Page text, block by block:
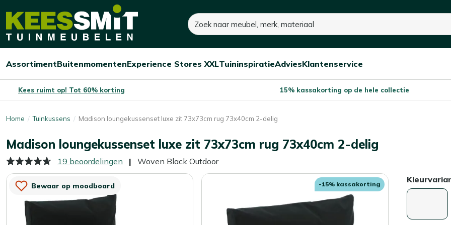
Kees
Tuinmeubelen
Zoeken
Open/sluit
Assortiment
Open/sluit
Buitenmomenten
Open/sluit
Experience Stores XXL
Open/sluit
Tuininspiratie
Open/sluit
Advies
Open/sluit
Klantenservice
Kees ruimt op! Tot 60% korting 15% kassakorting op de hele collectie
Home Tuinkussens Madison loungekussenset luxe zit 73x73cm rug 73x40cm 2-delig
Madison loungekussenset luxe zit 73x73cm rug 73x40cm 2-delig
Woven Black Outdoor
19 beoordelingen
Bewaar op moodboard -15% kassakorting
90,-